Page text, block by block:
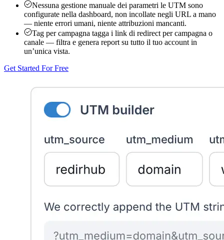
Nessuna gestione manuale dei parametri le UTM sono
configurate nella dashboard, non incollate negli URL a mano
— niente errori umani, niente attribuzioni mancanti.
Tag per campagna tagga i link di redirect per campagna o
canale — filtra e genera report su tutto il tuo account in
un’unica vista.
Get Started For Free